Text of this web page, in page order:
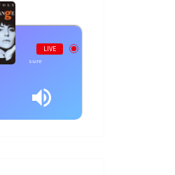
Live AURAONE
LIVE
a Mesure